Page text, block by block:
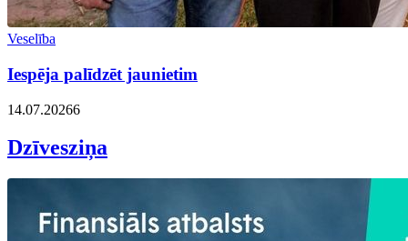
Veselība
Iespēja palīdzēt jaunietim
14.07.20266
Dzīvesziņa